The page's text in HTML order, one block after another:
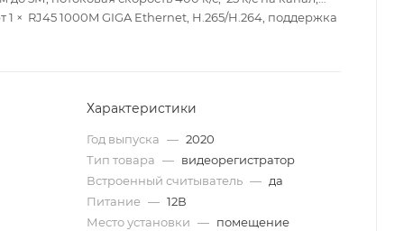
1 × RJ45 1000M GIGA Ethernet, H.265/H.264, поддержка
Характеристики
Год выпуска — 2020
Тип товара — видеорегистратор
Встроенный считыватель — да
Питание — 12В
Место установки — помещение